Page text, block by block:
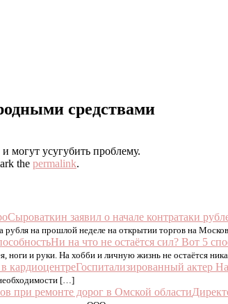
средствами
могут усугубить проблему.
the permalink.
Сыроваткин заявил о начале контратаки
рубля на прошлой неделе на открытии торгов на
Ни на что не остаётся сил? Вот 5
ноги и руки. На хобби и личную жизнь не остаётся
Госпитализированный актер
необходимости […]